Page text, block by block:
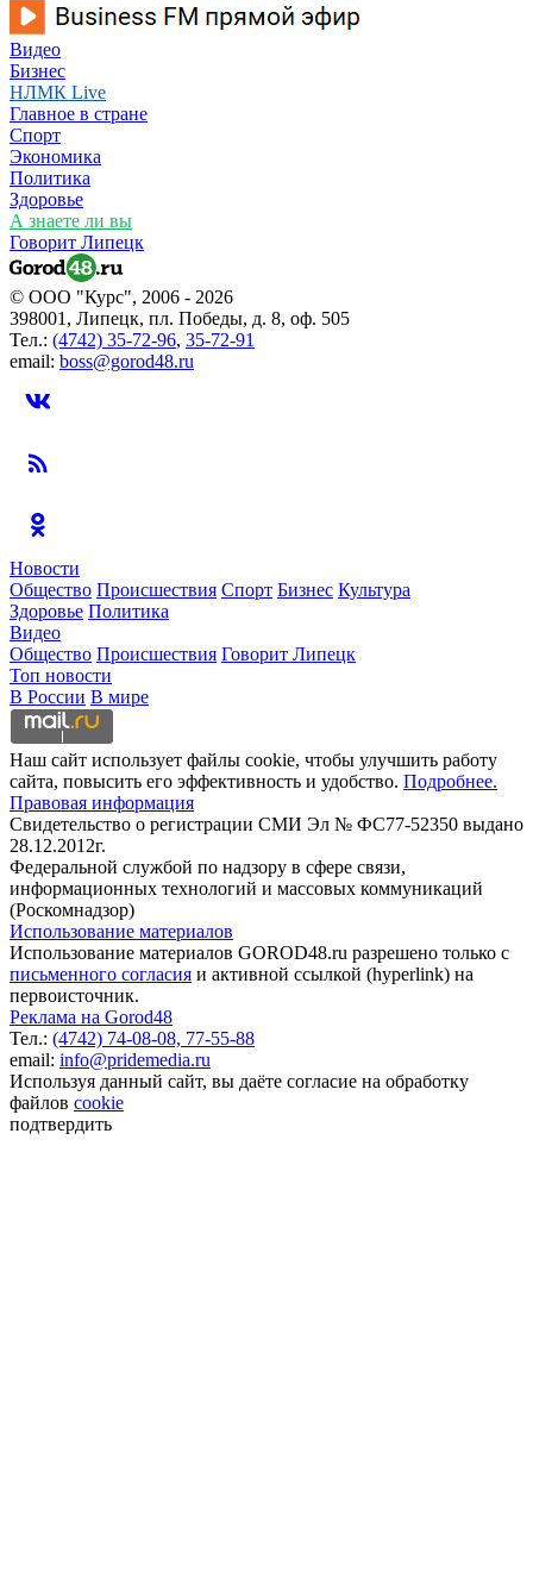
Видео
Бизнес
НЛМК Live
Главное в стране
Спорт
Экономика
Политика
Здоровье
А знаете ли вы
Говорит Липецк
© ООО "Курс", 2006 - 2026
398001, Липецк, пл. Победы, д. 8, оф. 505
Тел.: (4742) 35-72-96, 35-72-91
email: boss@gorod48.ru
Новости
Общество Происшествия Спорт Бизнес Культура
Здоровье Политика
Видео
Общество Происшествия Говорит Липецк
Топ новости
В России В мире
Наш сайт использует файлы cookie, чтобы улучшить работу
сайта, повысить его эффективность и удобство. Подробнее.
Правовая информация
Свидетельство о регистрации СМИ Эл № ФС77-52350 выдано
28.12.2012г.
Федеральной службой по надзору в сфере связи,
информационных технологий и массовых коммуникаций
(Роскомнадзор)
Использование материалов
Использование материалов GOROD48.ru разрешено только с
письменного согласия и активной ссылкой (hyperlink) на
первоисточник.
Реклама на Gorod48
Тел.: (4742) 74-08-08, 77-55-88
email: info@pridemedia.ru
Используя данный сайт, вы даёте согласие на обработку
файлов cookie
подтвердить